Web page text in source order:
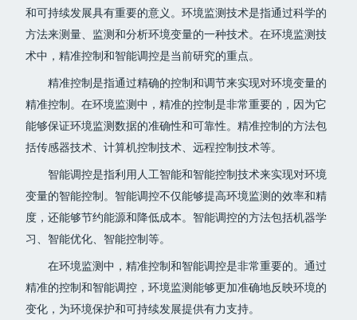
和可持续发展具有重要的意义。环境监测技术是指通过科学的
方法来测量、监测和分析环境变量的一种技术。在环境监测技
术中，精准控制和智能调控是当前研究的重点。
精准控制是指通过精确的控制和调节来实现对环境变量的
精准控制。在环境监测中，精准的控制是非常重要的，因为它
能够保证环境监测数据的准确性和可靠性。精准控制的方法包
括传感器技术、计算机控制技术、远程控制技术等。
智能调控是指利用人工智能和智能控制技术来实现对环境
变量的智能控制。智能调控不仅能够提高环境监测的效率和精
度，还能够节约能源和降低成本。智能调控的方法包括机器学
习、智能优化、智能控制等。
在环境监测中，精准控制和智能调控是非常重要的。通过
精准的控制和智能调控，环境监测能够更加准确地反映环境的
变化，为环境保护和可持续发展提供有力支持。